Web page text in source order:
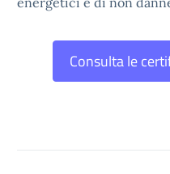
Consulta le